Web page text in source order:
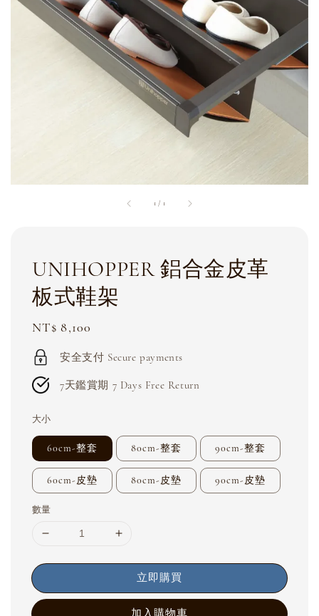
1 / 1
UNIHOPPER 鋁合金皮革
板式鞋架
Regular
price
NT$ 8,100
安全支付 Secure payments
7天鑑賞期 7 Days Free Return
大小
60cm-整套 80cm-整套 90cm-整套
60cm-皮墊 80cm-皮墊 90cm-皮墊
數量
立即購買
加入購物車